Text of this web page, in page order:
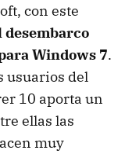
con este
desembarco
Windows 7.
usuarios del
10 aporta un
ellas las
muy